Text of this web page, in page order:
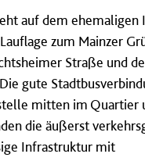
auf dem ehemaligen
zum Mainzer
Straße und
Die gute
mitten im Quartier
die äußerst
Infrastruktur mit